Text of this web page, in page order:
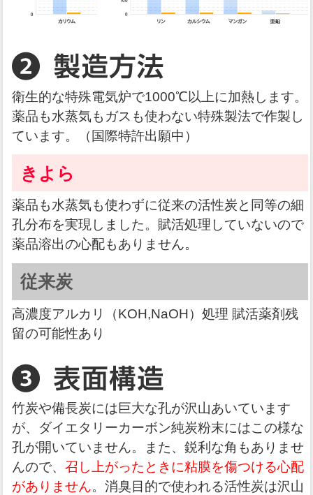
衛生的な特殊電気炉で1000℃以上に加熱します。
薬品も水蒸気もガスも使わない特殊製法で作製し
ています。（国際特許出願中）
きよら
薬品も水蒸気も使わずに従来の活性炭と同等の細
孔分布を実現しました。賦活処理していないので
薬品溶出の心配もありません。
従来炭
高濃度アルカリ（KOH,NaOH）処理 賦活薬剤残
留の可能性あり
竹炭や備長炭には巨大な孔が沢山あいています
が、ダイエタリーカーボン純炭粉末にはこの様な
孔が開いていません。また、鋭利な角もありませ
んので、 召し上がったときに粘膜を傷つける心配
がありません。消臭目的で使われる活性炭は沢山